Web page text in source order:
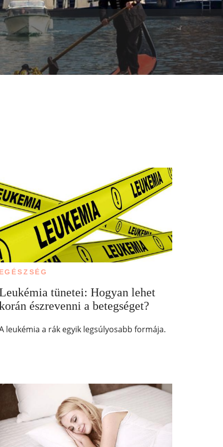
tünetei: Hogyan lehet
észrevenni a betegséget?
leukémia a rák egyik legsúlyosabb formája.